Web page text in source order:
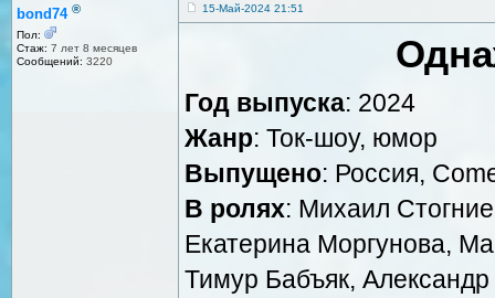
bond74 ®
Пол:
Стаж: 7 лет 8 месяцев
Сообщений: 3220
15-Май-2024 21:51
Год выпуска: 2024
Жанр: Ток-шоу, юмор
Выпущено: Россия,
В ролях: Михаил
Екатерина Моргунова,
Тимур Бабъяк,